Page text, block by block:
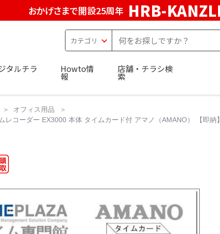
おかげさまで開設25周年 HRB-
タルチラ Howto情
報
店舗・チラシ検
索
オフィス用品
レコーダー EX3000 本体 タイムカード付 アマノ（AMANO） 【即